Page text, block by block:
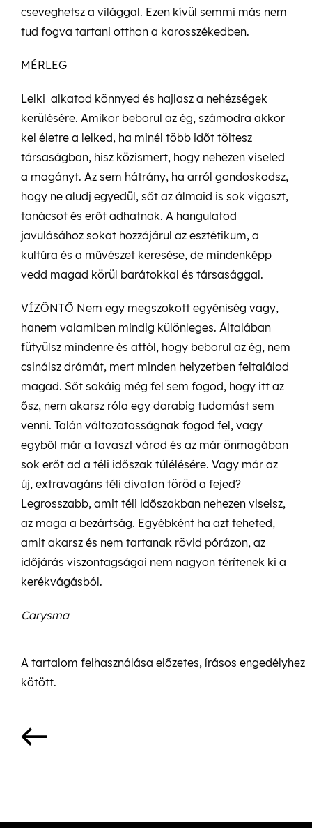
cseveghetsz a világgal. Ezen kívül semmi más nem
tud fogva tartani otthon a karosszékedben.
MÉRLEG
Lelki alkatod könnyed és hajlasz a nehézségek
kerülésére. Amikor beborul az ég, számodra akkor
kel életre a lelked, ha minél több időt töltesz
társaságban, hisz közismert, hogy nehezen viseled
a magányt. Az sem hátrány, ha arról gondoskodsz,
hogy ne aludj egyedül, sőt az álmaid is sok vigaszt,
tanácsot és erőt adhatnak. A hangulatod
javulásához sokat hozzájárul az esztétikum, a
kultúra és a művészet keresése, de mindenképp
vedd magad körül barátokkal és társasággal.
VÍZÖNTŐ Nem egy megszokott egyéniség vagy,
hanem valamiben mindig különleges. Általában
fütyülsz mindenre és attól, hogy beborul az ég, nem
csinálsz drámát, mert minden helyzetben feltalálod
magad. Sőt sokáig még fel sem fogod, hogy itt az
ősz, nem akarsz róla egy darabig tudomást sem
venni. Talán változatosságnak fogod fel, vagy
egyből már a tavaszt várod és az már önmagában
sok erőt ad a téli időszak túlélésére. Vagy már az
új, extravagáns téli divaton töröd a fejed?
Legrosszabb, amit téli időszakban nehezen viselsz,
az maga a bezártság. Egyébként ha azt teheted,
amit akarsz és nem tartanak rövid pórázon, az
időjárás viszontagságai nem nagyon térítenek ki a
kerékvágásból.
Carysma
A tartalom felhasználása előzetes, írásos engedélyhez
kötött.